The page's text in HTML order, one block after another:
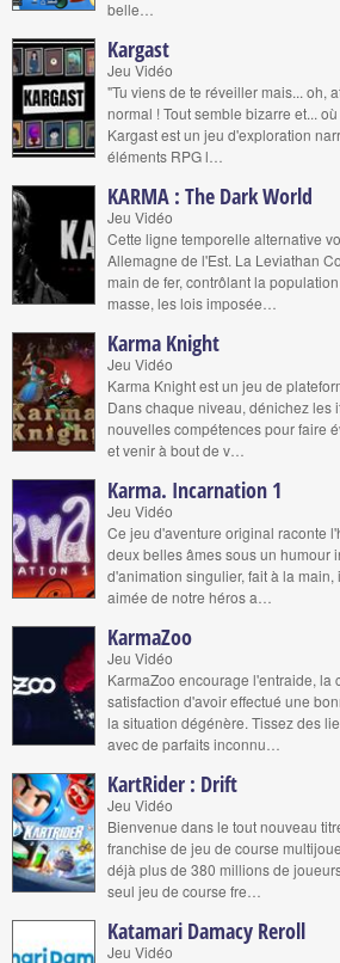
belle…
Kargast
Jeu Vidéo
"Tu viens de te réveiller mais... oh,
normal ! Tout semble bizarre et...
Kargast est un jeu d'exploration
éléments RPG l…
KARMA : The Dark World
Jeu Vidéo
Cette ligne temporelle alternative
Allemagne de l'Est. La Leviathan
main de fer, contrôlant la
masse, les lois imposée…
Karma Knight
Jeu Vidéo
Karma Knight est un jeu de
Dans chaque niveau, dénichez les
nouvelles compétences pour faire
et venir à bout de v…
Karma. Incarnation 1
Jeu Vidéo
Ce jeu d'aventure original raconte
deux belles âmes sous un humour
d'animation singulier, fait à la
aimée de notre héros a…
KarmaZoo
Jeu Vidéo
KarmaZoo encourage l'entraide, la
satisfaction d'avoir effectué une
la situation dégénère. Tissez des
avec de parfaits inconnu…
KartRider : Drift
Jeu Vidéo
Bienvenue dans le tout nouveau
franchise de jeu de course
déjà plus de 380 millions de
seul jeu de course fre…
Katamari Damacy Reroll
Jeu Vidéo